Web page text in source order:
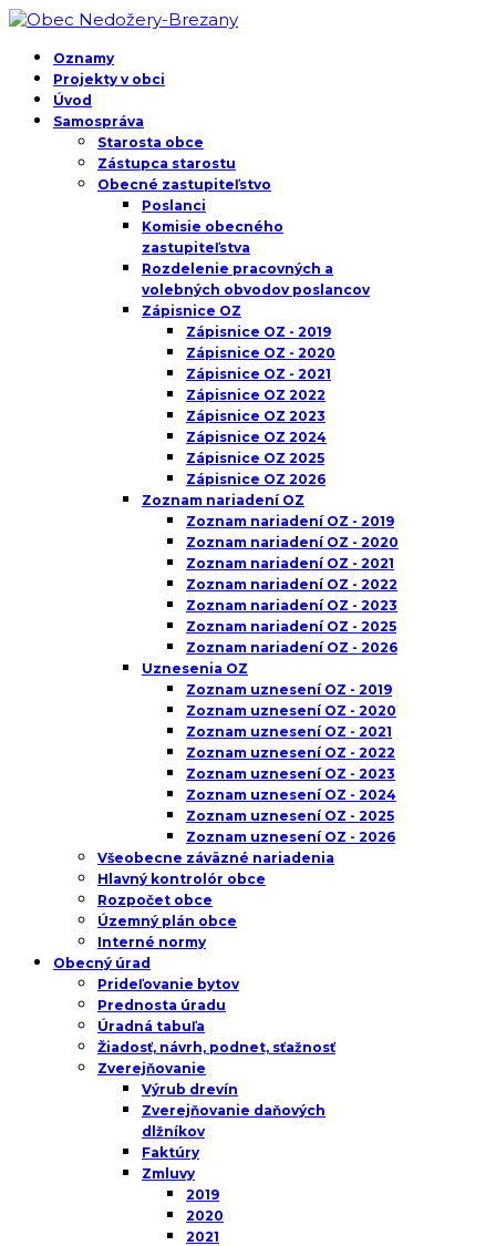
Oznamy
Projekty v obci
Úvod
Samospráva
Starosta obce
Zástupca starostu
Obecné zastupiteľstvo
Poslanci
Komisie obecného
zastupiteľstva
Rozdelenie pracovných a
volebných obvodov poslancov
Zápisnice OZ
Zápisnice OZ - 2019
Zápisnice OZ - 2020
Zápisnice OZ - 2021
Zápisnice OZ 2022
Zápisnice OZ 2023
Zápisnice OZ 2024
Zápisnice OZ 2025
Zápisnice OZ 2026
Zoznam nariadení OZ
Zoznam nariadení OZ - 2019
Zoznam nariadení OZ - 2020
Zoznam nariadení OZ - 2021
Zoznam nariadení OZ - 2022
Zoznam nariadení OZ - 2023
Zoznam nariadení OZ - 2025
Zoznam nariadení OZ - 2026
Uznesenia OZ
Zoznam uznesení OZ - 2019
Zoznam uznesení OZ - 2020
Zoznam uznesení OZ - 2021
Zoznam uznesení OZ - 2022
Zoznam uznesení OZ - 2023
Zoznam uznesení OZ - 2024
Zoznam uznesení OZ - 2025
Zoznam uznesení OZ - 2026
Všeobecne záväzné nariadenia
Hlavný kontrolór obce
Rozpočet obce
Územný plán obce
Interné normy
Obecný úrad
Prideľovanie bytov
Prednosta úradu
Úradná tabuľa
Žiadosť, návrh, podnet, sťažnosť
Zverejňovanie
Výrub drevín
Zverejňovanie daňových
dlžníkov
Faktúry
Zmluvy
2019
2020
2021